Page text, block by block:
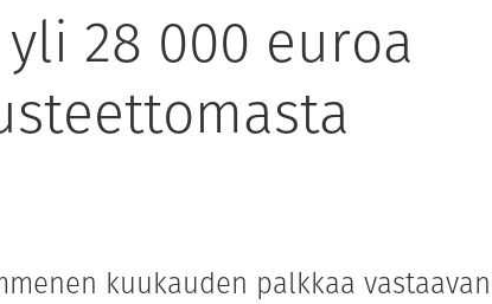
28 000 euroa
kuukauden palkkaa vastaavan